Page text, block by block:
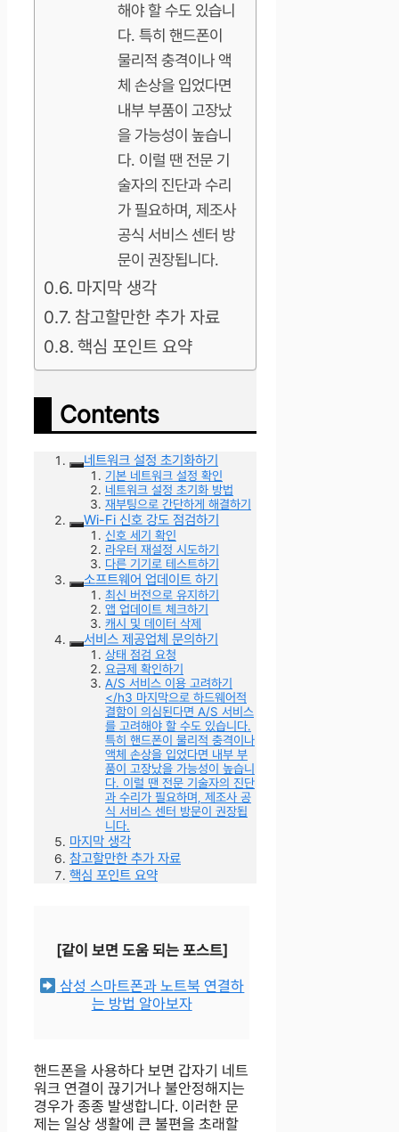
해야 할 수도 있습니
다. 특히 핸드폰이
물리적 충격이나 액
체 손상을 입었다면
내부 부품이 고장났
을 가능성이 높습니
다. 이럴 땐 전문 기
술자의 진단과 수리
가 필요하며, 제조사
공식 서비스 센터 방
문이 권장됩니다.
마지막 생각
참고할만한 추가 자료
핵심 포인트 요약
Contents
네트워크 설정 초기화하기
기본 네트워크 설정 확인
네트워크 설정 초기화 방법
재부팅으로 간단하게 해결하기
Wi-Fi 신호 강도 점검하기
신호 세기 확인
라우터 재설정 시도하기
다른 기기로 테스트하기
소프트웨어 업데이트 하기
최신 버전으로 유지하기
앱 업데이트 체크하기
캐시 및 데이터 삭제
서비스 제공업체 문의하기
상태 점검 요청
요금제 확인하기
A/S 서비스 이용 고려하기
</h3 마지막으로 하드웨어적
결함이 의심된다면 A/S 서비스
를 고려해야 할 수도 있습니다.
특히 핸드폰이 물리적 충격이나
액체 손상을 입었다면 내부 부
품이 고장났을 가능성이 높습니
다. 이럴 땐 전문 기술자의 진단
과 수리가 필요하며, 제조사 공
식 서비스 센터 방문이 권장됩
니다.
마지막 생각
참고할만한 추가 자료
핵심 포인트 요약
[같이 보면 도움 되는 포스트]
삼성 스마트폰과 노트북 연결하
는 방법 알아보자
핸드폰을 사용하다 보면 갑자기 네트
워크 연결이 끊기거나 불안정해지는
경우가 종종 발생합니다. 이러한 문
제는 일상 생활에 큰 불편을 초래할